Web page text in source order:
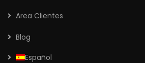
Area Clientes
Blog
Español